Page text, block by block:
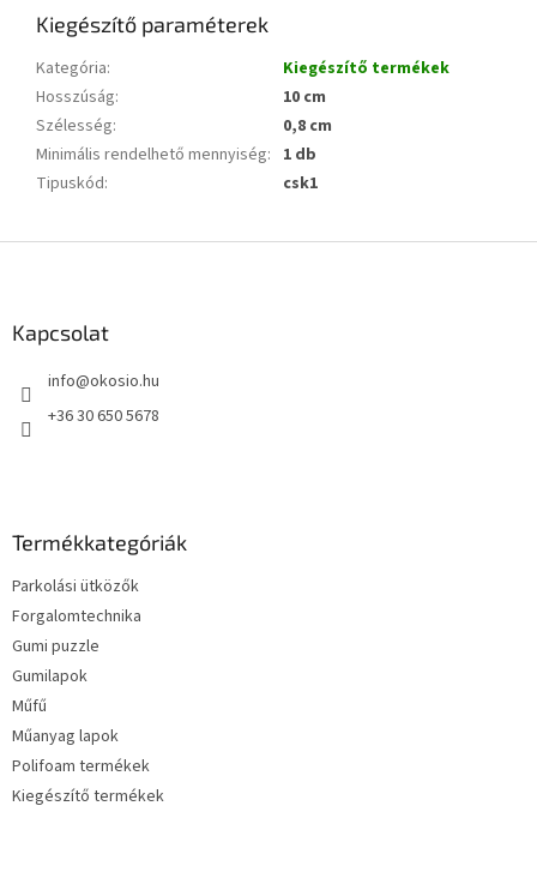
Kiegészítő paraméterek
Kategória:
Kiegészítő termékek
Hosszúság:
10 cm
Szélesség:
0,8 cm
Minimális rendelhető mennyiség: 1 db
Tipuskód: csk1
Kapcsolat
info@okosio.hu
+36 30 650 5678
Termékkategóriák
Parkolási ütközők
Forgalomtechnika
Gumi puzzle
Gumilapok
Műfű
Műanyag lapok
Polifoam termékek
Kiegészítő termékek